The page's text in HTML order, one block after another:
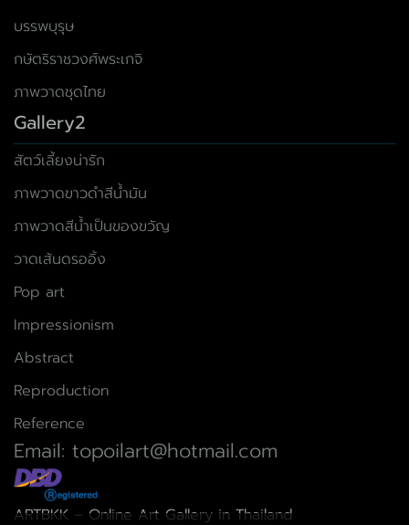
บรรพบุรุษ
กษัตริราชวงศ์พระเกจิ
ภาพวาดชุดไทย
Gallery2
สัตว์เลี้ยงน่ารัก
ภาพวาดขาวดำสีน้ำมัน
ภาพวาดสีน้ำเป็นของขวัญ
วาดเส้นดรออิ้ง
Pop art
Impressionism
Abstract
Reproduction
Reference
Email: topoilart@hotmail.com
ARTBKK – Online Art Gallery in Thailand